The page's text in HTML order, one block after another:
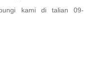
kami di talian 09-